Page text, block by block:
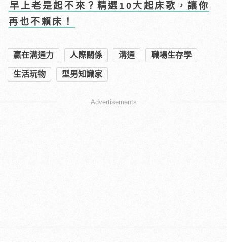
早上老是起不來？精選10大起床歌，讓你
再也不賴床！
贏在溝通力 人際關係 溝通 職場生存學
生活玩物 型男知識家
Advertisements